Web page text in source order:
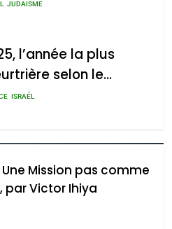
selon le rapport
0
JUDAISME
l’année la plus
selon le
d’ADL contre
ISRAÉL
DIGNE ET RÉSILIENTE :
JE REVENDIQUE
par Thérèse
Dvir
JUDAISME
Une Mission pas comme
par Victor Ihiya